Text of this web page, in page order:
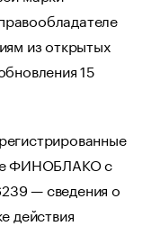
из открытых
15
ФИНОБЛАКО с
— сведения о
действия